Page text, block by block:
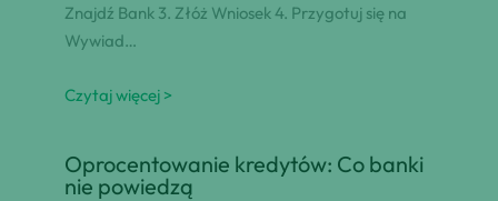
Znajdź Bank 3. Złóż Wniosek 4. Przygotuj się na
Wywiad…
Czytaj więcej >
Oprocentowanie kredytów: Co banki
nie powiedzą